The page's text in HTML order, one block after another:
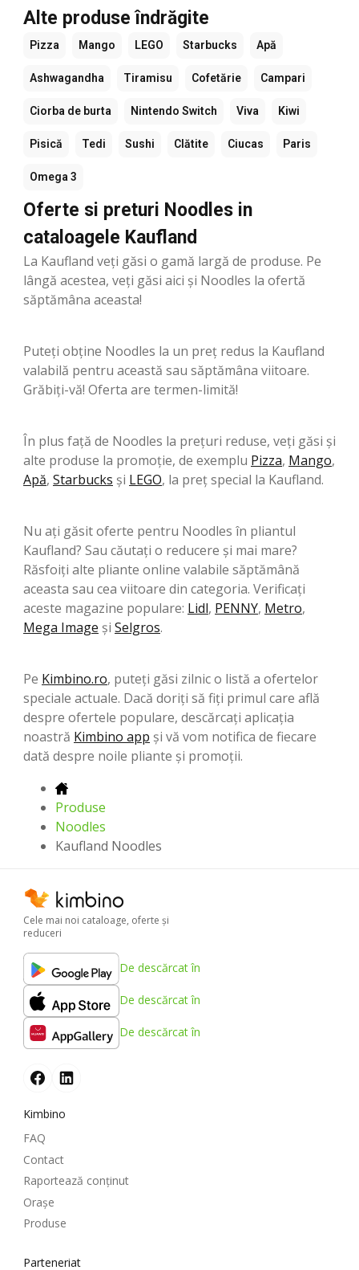
Alte produse îndrăgite
Pizza Mango LEGO Starbucks Apă
Ashwagandha Tiramisu Cofetărie Campari
Ciorba de burta Nintendo Switch Viva Kiwi
Pisică Tedi Sushi Clătite Ciucas Paris
Omega 3
Oferte si preturi Noodles in
cataloagele Kaufland
La Kaufland veți găsi o gamă largă de produse. Pe
lângă acestea, veți găsi aici și Noodles la ofertă
săptămâna aceasta!
Puteți obține Noodles la un preț redus la Kaufland
valabilă pentru această sau săptămâna viitoare.
Grăbiți-vă! Oferta are termen-limită!
În plus față de Noodles la prețuri reduse, veți găsi și
alte produse la promoție, de exemplu Pizza, Mango,
Apă, Starbucks şi LEGO, la preț special la Kaufland.
Nu ați găsit oferte pentru Noodles în pliantul
Kaufland? Sau căutați o reducere și mai mare?
Răsfoiți alte pliante online valabile săptămână
aceasta sau cea viitoare din categoria. Verificați
aceste magazine populare: Lidl, PENNY, Metro,
Mega Image şi Selgros.
Pe Kimbino.ro, puteți găsi zilnic o listă a ofertelor
speciale actuale. Dacă doriți să fiți primul care află
despre ofertele populare, descărcați aplicația
noastră Kimbino app și vă vom notifica de fiecare
dată despre noile pliante și promoții.
Produse
Noodles
Kaufland Noodles
Cele mai noi cataloage, oferte şi
reduceri
De descărcat în
De descărcat în
De descărcat în
Kimbino
FAQ
Contact
Raportează conținut
Oraşe
Produse
Parteneriat